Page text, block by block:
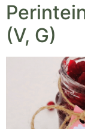
(V, G)